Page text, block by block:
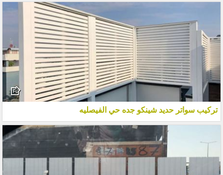
تركيب سواتر حديد شينكو جده حي الفيصليه